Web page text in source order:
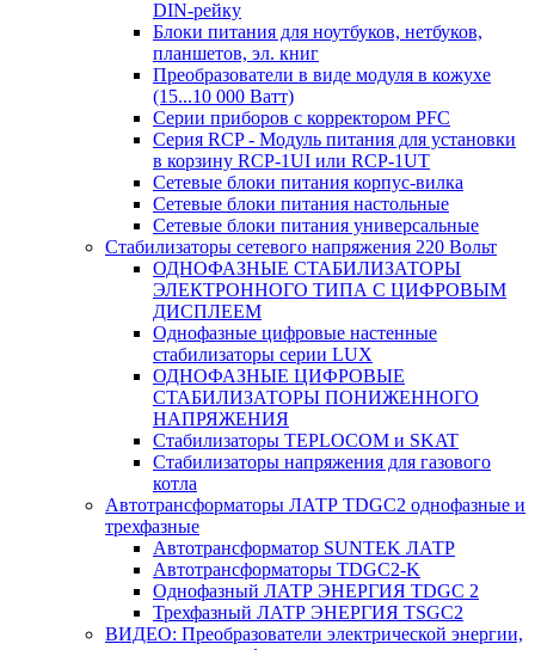
DIN-рейку
Блоки питания для ноутбуков, нетбуков,
планшетов, эл. книг
Преобразователи в виде модуля в кожухе
(15...10 000 Ватт)
Серии приборов с корректором PFC
Серия RCP - Модуль питания для установки
в корзину RCP-1UI или RCP-1UT
Сетевые блоки питания корпус-вилка
Сетевые блоки питания настольные
Сетевые блоки питания универсальные
Стабилизаторы сетевого напряжения 220 Вольт
ОДНОФАЗНЫЕ СТАБИЛИЗАТОРЫ
ЭЛЕКТРОННОГО ТИПА С ЦИФРОВЫМ
ДИСПЛЕЕМ
Однофазные цифровые настенные
стабилизаторы серии LUX
ОДНОФАЗНЫЕ ЦИФРОВЫЕ
СТАБИЛИЗАТОРЫ ПОНИЖЕННОГО
НАПРЯЖЕНИЯ
Стабилизаторы TEPLOCOM и SKAT
Стабилизаторы напряжения для газового
котла
Автотрансформаторы ЛАТР TDGC2 однофазные и
трехфазные
Автотрансформатор SUNTEK ЛАТР
Автотрансформаторы TDGC2-K
Однофазный ЛАТР ЭНЕРГИЯ TDGC 2
Трехфазный ЛАТР ЭНЕРГИЯ TSGC2
ВИДЕО: Преобразователи электрической энергии,